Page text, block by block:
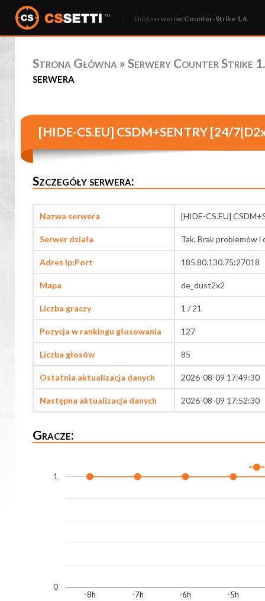
Lista serwerów Counter-Strike 1.6
Strona Główna » Serwery Counter Strike
serwera
[HIDE-CS.EU] CSDM+SENTRY [24/
Szczegóły serwera:
Nazwa serwera [HIDE-CS.EU]
Serwer działa Tak, Brak problemów i
Adres Ip:Port 185.80.130.75:27018
Mapa de_dust2x2
Liczba graczy 1 / 21
Pozycja w rankingu głosowania 127
Liczba głosów 85
Ostatnia aktualizacja danych 2026-08-09 17:49:30
Następna aktualizacja danych 2026-08-09 17:52:30
Gracze:
-8h -7h -6h -5h
0
1